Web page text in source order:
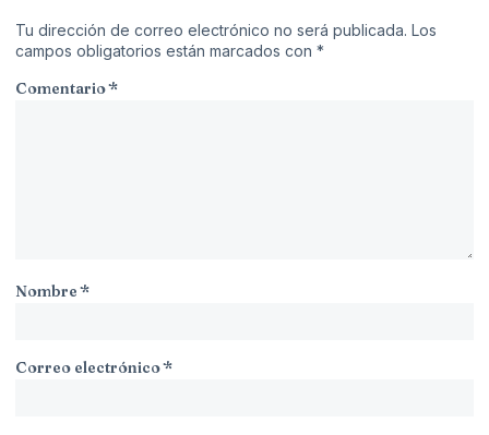
Tu dirección de correo electrónico no será publicada. Los
campos obligatorios están marcados con *
Comentario*
Nombre*
Correo electrónico*